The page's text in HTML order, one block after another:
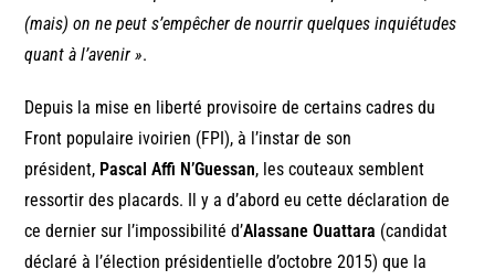
(mais) on ne peut s’empêcher de nourrir quelques inquiétudes
quant à l’avenir ».
Depuis la mise en liberté provisoire de certains cadres du
Front populaire ivoirien (FPI), à l’instar de son
président, Pascal Affi N’Guessan, les couteaux semblent
ressortir des placards. Il y a d’abord eu cette déclaration de
ce dernier sur l’impossibilité d’Alassane Ouattara (candidat
déclaré à l’élection présidentielle d’octobre 2015) que la